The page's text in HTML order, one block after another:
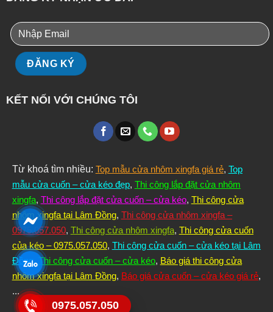
KẾT NỐI VỚI CHÚNG TÔI
Từ khoá tìm nhiều: Top mẫu cửa nhôm xingfa giá rẻ, Top
mẫu cửa cuốn – cửa kéo đẹp, Thi công lắp đặt cửa nhôm
xingfa, Thi công lắp đặt cửa cuốn – cửa kéo, Thi công cửa
nhôm xingfa tại Lâm Đồng, Thi công cửa nhôm xingfa –
0975.057.050, Thi công cửa nhôm xingfa, Thi công cửa cuốn
của kéo – 0975.057.050, Thi công cửa cuốn – cửa kéo tại Lâm
Đồng, Thi công cửa cuốn – cửa kéo, Báo giá thi công cửa
nhôm xingfa tại Lâm Đồng, Báo giá cửa cuốn – cửa kéo giá rẻ,
...
0975.057.050